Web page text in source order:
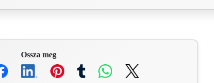
Ossza meg